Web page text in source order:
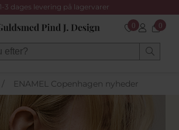
1-3 dages levering på lagervarer
0 0
/ ENAMEL Copenhagen nyheder